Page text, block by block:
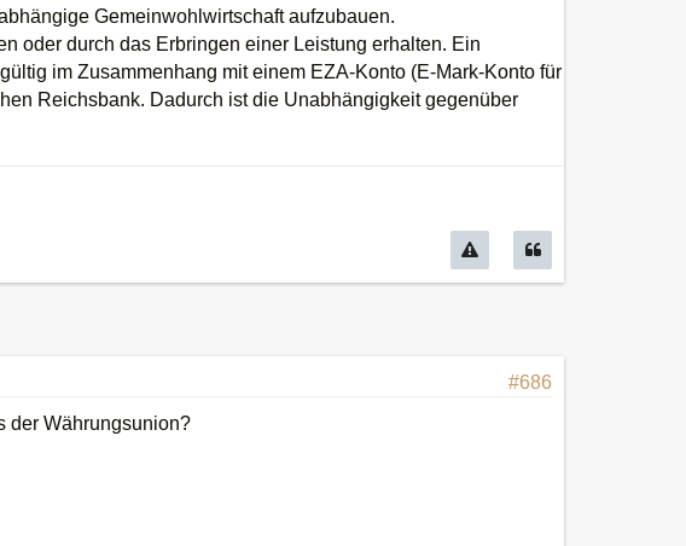
Gemeinwohlwirtschaft aufzubauen.
oder durch das Erbringen einer Leistung erhalten. Ein
im Zusammenhang mit einem EZA-Konto (E-Mark-Konto für
Reichsbank. Dadurch ist die Unabhängigkeit gegenüber
#686
der Währungsunion?